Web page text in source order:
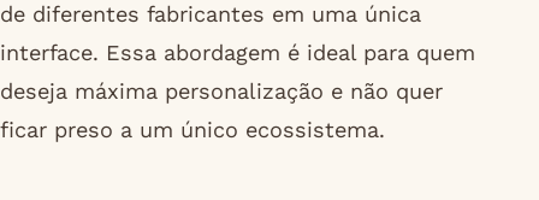
de diferentes fabricantes em uma única
interface. Essa abordagem é ideal para quem
deseja máxima personalização e não quer
ficar preso a um único ecossistema.